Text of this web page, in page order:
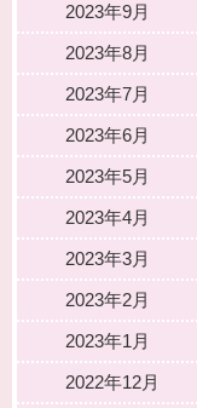
2023年9月
2023年8月
2023年7月
2023年6月
2023年5月
2023年4月
2023年3月
2023年2月
2023年1月
2022年12月